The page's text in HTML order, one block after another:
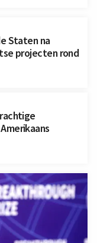
Staten na
projecten rond